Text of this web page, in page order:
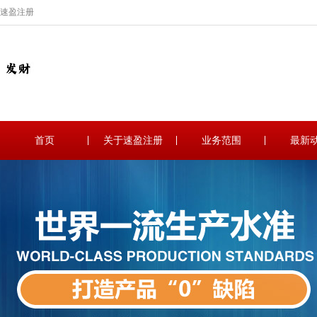
速盈注册
首页 关于速盈注册 业务范围 最新